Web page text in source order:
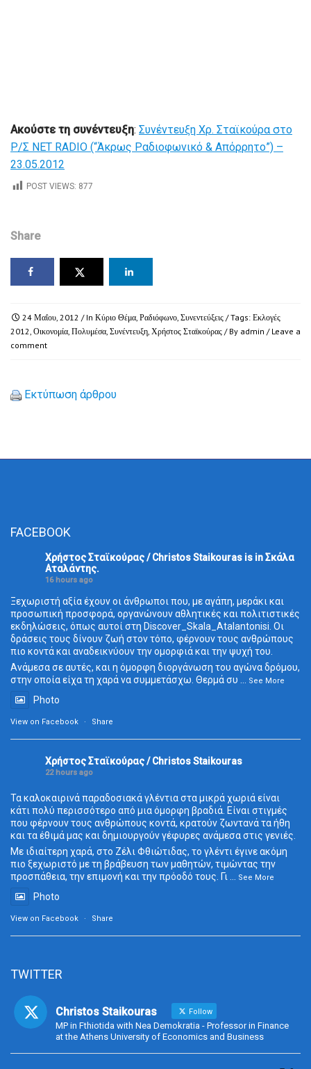
Ακούστε τη συνέντευξη: Συνέντευξη Χρ. Σταϊκούρα στο
Ρ/Σ ΝΕΤ RADIO (“Άκρως Ραδιοφωνικό & Απόρρητο”) –
23.05.2012
POST VIEWS: 877
Share
24 Μαΐου, 2012 / In Κύριο Θέμα, Ραδιόφωνο, Συνεντεύξεις / Tags: Εκλογές
2012, Οικονομία, Πολυμέσα, Συνέντευξη, Χρήστος Σταϊκούρας / By admin / Leave a
comment
Εκτύπωση άρθρου
FACEBOOK
Χρήστος Σταϊκούρας / Christos Staikouras is in Σκάλα
Aταλάντης.
16 hours ago
Ξεχωριστή αξία έχουν οι άνθρωποι που, με αγάπη, μεράκι και
προσωπική προσφορά, οργανώνουν αθλητικές και πολιτιστικές
εκδηλώσεις, όπως αυτοί στη Discover_Skala_Atalantonisi. Οι
δράσεις τους δίνουν ζωή στον τόπο, φέρνουν τους ανθρώπους
πιο κοντά και αναδεικνύουν την ομορφιά και την ψυχή του.
Ανάμεσα σε αυτές, και η όμορφη διοργάνωση του αγώνα δρόμου,
στην οποία είχα τη χαρά να συμμετάσχω. Θερμά συ ... See More
Photo
View on Facebook · Share
Χρήστος Σταϊκούρας / Christos Staikouras
22 hours ago
Τα καλοκαιρινά παραδοσιακά γλέντια στα μικρά χωριά είναι
κάτι πολύ περισσότερο από μια όμορφη βραδιά. Είναι στιγμές
που φέρνουν τους ανθρώπους κοντά, κρατούν ζωντανά τα ήθη
και τα έθιμά μας και δημιουργούν γέφυρες ανάμεσα στις γενιές.
Με ιδιαίτερη χαρά, στο Ζέλι Φθιώτιδας, το γλέντι έγινε ακόμη
πιο ξεχωριστό με τη βράβευση των μαθητών, τιμώντας την
προσπάθεια, την επιμονή και την πρόοδό τους. Γι... See More
Photo
View on Facebook · Share
TWITTER
Christos Staikouras Follow
MP in Fthiotida with Nea Demokratia - Professor in Finance
at the Athens University of Economics and Business